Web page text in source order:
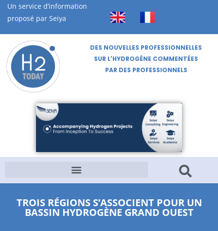
Un service d’information
proposé par Seiya
DES NOUVELLES PROFESSIONNELLES
SUR L'HYDROGÈNE COMMENTÉES
PAR DES PROFESSIONNELS
TROIS RÉGIONS S’ASSOCIENT POUR UN
BASSIN HYDROGÈNE GRAND OUEST